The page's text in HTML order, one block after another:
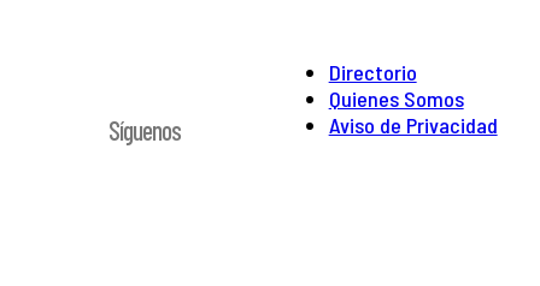
Directorio
Quienes Somos
Aviso de Privacidad
Síguenos